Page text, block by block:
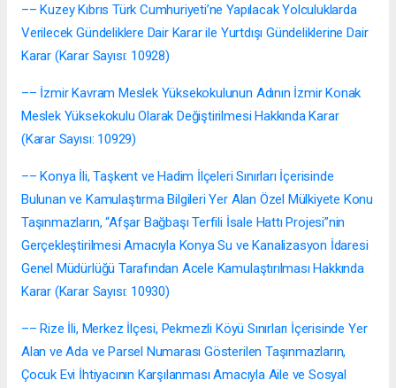
–– Kuzey Kıbrıs Türk Cumhuriyeti’ne Yapılacak Yolculuklarda
Verilecek Gündeliklere Dair Karar ile Yurtdışı Gündeliklerine Dair
Karar (Karar Sayısı: 10928)
–– İzmir Kavram Meslek Yüksekokulunun Adının İzmir Konak
Meslek Yüksekokulu Olarak Değiştirilmesi Hakkında Karar
(Karar Sayısı: 10929)
–– Konya İli, Taşkent ve Hadim İlçeleri Sınırları İçerisinde
Bulunan ve Kamulaştırma Bilgileri Yer Alan Özel Mülkiyete Konu
Taşınmazların, “Afşar Bağbaşı Terfili İsale Hattı Projesi”nin
Gerçekleştirilmesi Amacıyla Konya Su ve Kanalizasyon İdaresi
Genel Müdürlüğü Tarafından Acele Kamulaştırılması Hakkında
Karar (Karar Sayısı: 10930)
–– Rize İli, Merkez İlçesi, Pekmezli Köyü Sınırları İçerisinde Yer
Alan ve Ada ve Parsel Numarası Gösterilen Taşınmazların,
Çocuk Evi İhtiyacının Karşılanması Amacıyla Aile ve Sosyal